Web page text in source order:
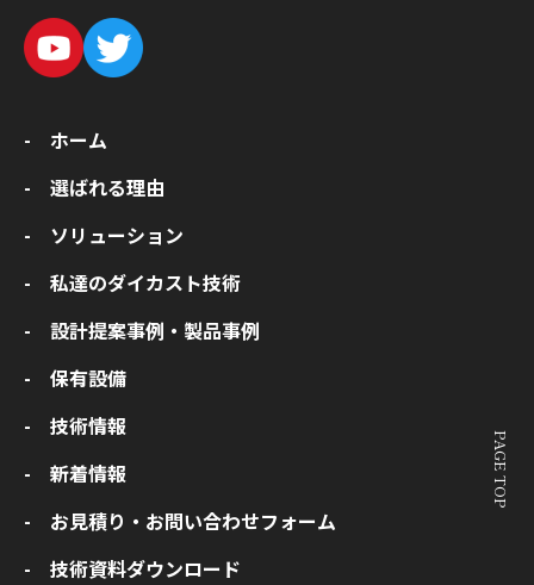
- ホーム
- 選ばれる理由
- ソリューション
- 私達のダイカスト技術
- 設計提案事例・製品事例
- 保有設備
- 技術情報
- 新着情報
- お見積り・お問い合わせフォーム
- 技術資料ダウンロード
PAGE TOP